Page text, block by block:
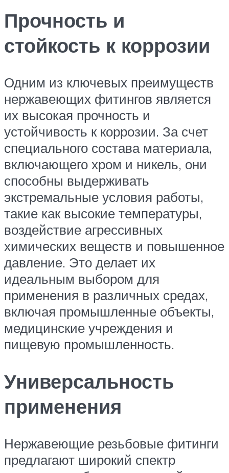
Прочность и
стойкость к коррозии
Одним из ключевых преимуществ
нержавеющих фитингов является
их высокая прочность и
устойчивость к коррозии. За счет
специального состава материала,
включающего хром и никель, они
способны выдерживать
экстремальные условия работы,
такие как высокие температуры,
воздействие агрессивных
химических веществ и повышенное
давление. Это делает их
идеальным выбором для
применения в различных средах,
включая промышленные объекты,
медицинские учреждения и
пищевую промышленность.
Универсальность
применения
Нержавеющие резьбовые фитинги
предлагают широкий спектр